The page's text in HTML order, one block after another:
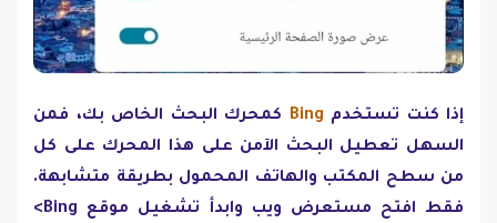
إذا كنت تستخدم Bing كمحرك البحث الخاص بك، فمن
السهل تعطيل البحث الآمن على هذا المحرك على كل
من سطح المكتب والهاتف المحمول بطريقة متشابهة.
فقط افتح مستعرض ويب وابدأ تشغيل موقع Bing>